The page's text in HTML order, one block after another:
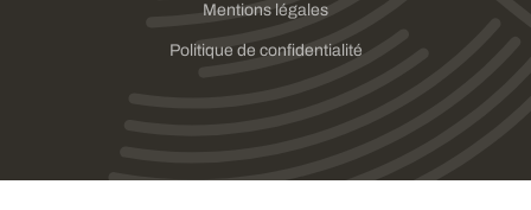
Mentions légales
Politique de confidentialité